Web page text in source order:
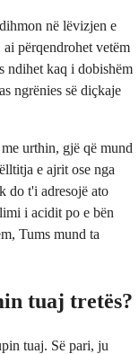
në lëvizjen e
përqendrohet vetëm
ndihet kaq i dobishëm
ngrënies së diçkaje
urthin, gjë që mund
e ajrit ose nga
do t'i adresojë ato
i acidit po e bën
Tums mund ta
tuaj tretës?
tuaj. Së pari, ju